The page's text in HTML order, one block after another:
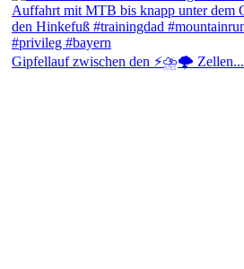
Gipfellauf zwischen den ⚡⛈️🌩️ Zellen...